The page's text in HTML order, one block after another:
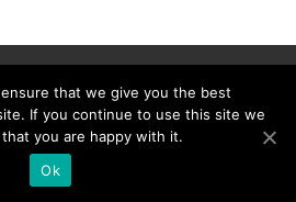
Right Reserved. Designed by
that we give you the best
If you continue to use this site we
you are happy with it.
Ok